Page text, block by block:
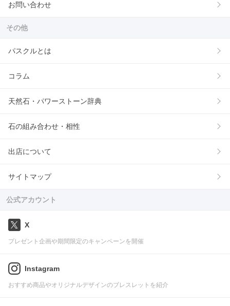
お問い合わせ
その他
パスクルとは
コラム
天然石・パワーストーン辞典
石の組み合わせ・相性
出店について
サイトマップ
公式アカウント
X
プレゼント企画や期間限定のキャンペーンを開催
Instagram
おすすめ商品やオリジナルデザインのブレスレットを紹介